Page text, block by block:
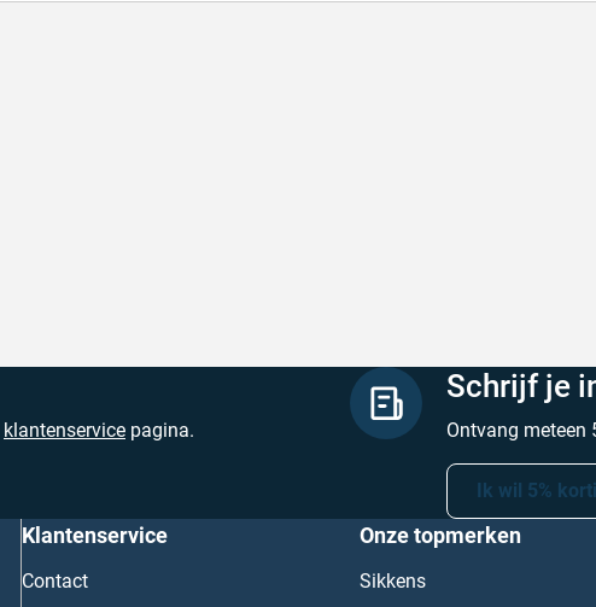
klantenservice pagina.
Schrijf je
Ontvang meteen
Ik wil 5%
Klantenservice
Contact
Onze topmerken
Sikkens